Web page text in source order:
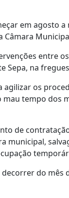
em agosto a
Câmara
entre
Sepa, na
agilizar os
tempo dos
de
municipal,
do mês